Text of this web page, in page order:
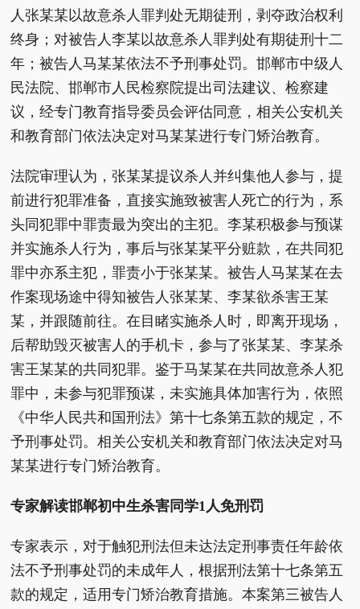
人张某某以故意杀人罪判处无期徒刑，剥夺政治权利
终身；对被告人李某以故意杀人罪判处有期徒刑十二
年；被告人马某某依法不予刑事处罚。邯郸市中级人
民法院、邯郸市人民检察院提出司法建议、检察建
议，经专门教育指导委员会评估同意，相关公安机关
和教育部门依法决定对马某某进行专门矫治教育。
法院审理认为，张某某提议杀人并纠集他人参与，提
前进行犯罪准备，直接实施致被害人死亡的行为，系
头同犯罪中罪责最为突出的主犯。李某积极参与预谋
并实施杀人行为，事后与张某某平分赃款，在共同犯
罪中亦系主犯，罪责小于张某某。被告人马某某在去
作案现场途中得知被告人张某某、李某欲杀害王某
某，并跟随前往。在目睹实施杀人时，即离开现场，
后帮助毁灭被害人的手机卡，参与了张某某、李某杀
害王某某的共同犯罪。鉴于马某某在共同故意杀人犯
罪中，未参与犯罪预谋，未实施具体加害行为，依照
《中华人民共和国刑法》第十七条第五款的规定，不
予刑事处罚。相关公安机关和教育部门依法决定对马
某某进行专门矫治教育。
专家解读邯郸初中生杀害同学1人免刑罚
专家表示，对于触犯刑法但未达法定刑事责任年龄依
法不予刑事处罚的未成年人，根据刑法第十七条第五
款的规定，适用专门矫治教育措施。本案第三被告人